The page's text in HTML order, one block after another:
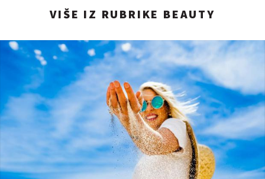
VIŠE IZ RUBRIKE BEAUTY